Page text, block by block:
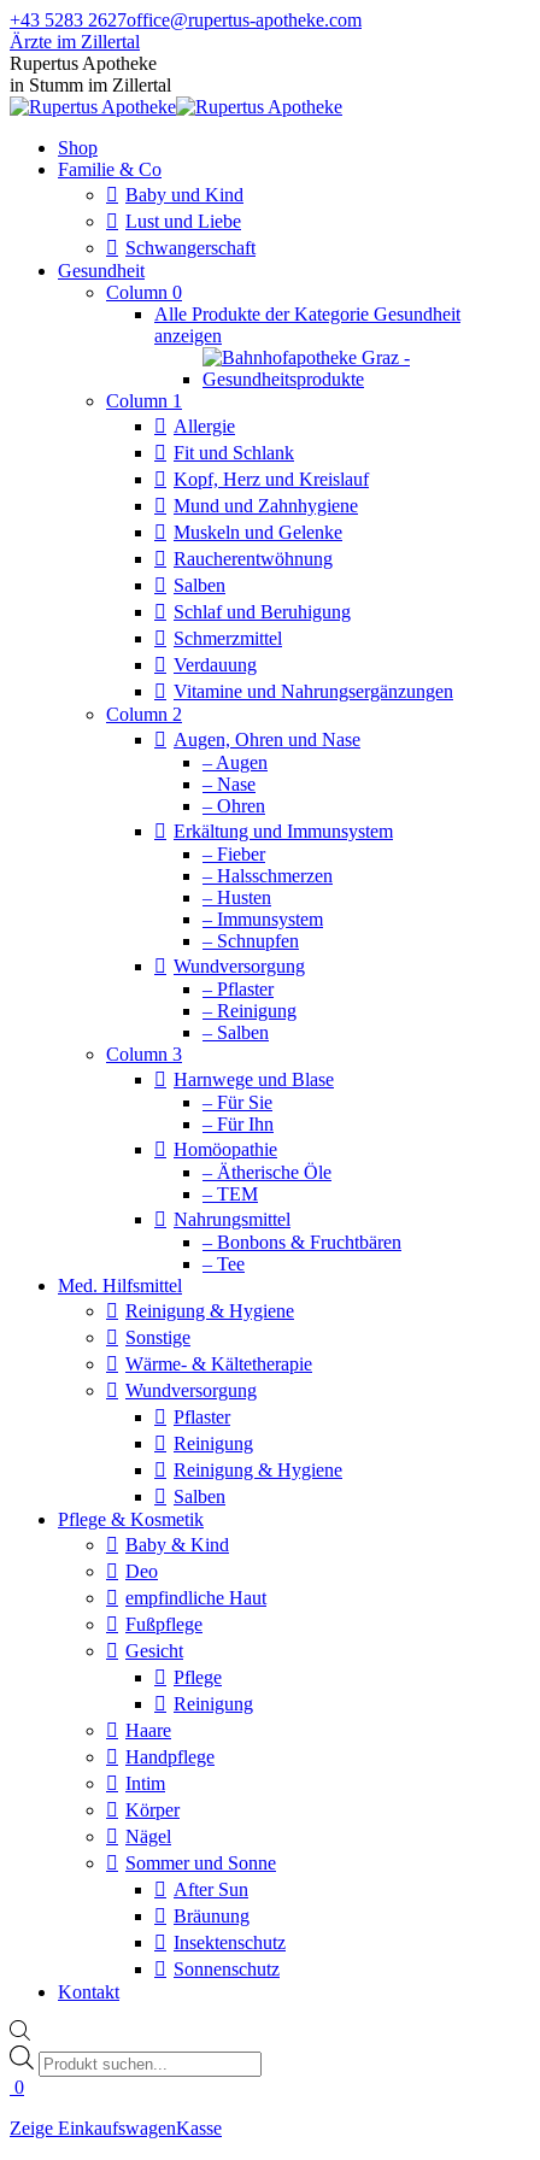
Zum
Inhalt
springen
+43 5283 2627office@rupertus-apotheke.com
Ärzte im Zillertal
Facebook
page
opens
new
window
Instagram
page
opens
new
window
Rupertus Apotheke
in Stumm im Zillertal
Shop
Familie & Co
Baby und Kind
Lust und Liebe
Schwangerschaft
Gesundheit
Column 0
Alle Produkte der Kategorie Gesundheit
anzeigen
Column 1
Allergie
Fit und Schlank
Kopf, Herz und Kreislauf
Mund und Zahnhygiene
Muskeln und Gelenke
Raucherentwöhnung
Salben
Schlaf und Beruhigung
Schmerzmittel
Verdauung
Vitamine und Nahrungsergänzungen
Column 2
Augen, Ohren und Nase
– Augen
– Nase
– Ohren
Erkältung und Immunsystem
– Fieber
– Halsschmerzen
– Husten
– Immunsystem
– Schnupfen
Wundversorgung
– Pflaster
– Reinigung
– Salben
Column 3
Harnwege und Blase
– Für Sie
– Für Ihn
Homöopathie
– Ätherische Öle
– TEM
Nahrungsmittel
– Bonbons & Fruchtbären
– Tee
Med. Hilfsmittel
Reinigung & Hygiene
Sonstige
Wärme- & Kältetherapie
Wundversorgung
Pflaster
Reinigung
Reinigung & Hygiene
Salben
Pflege & Kosmetik
Baby & Kind
Deo
empfindliche Haut
Fußpflege
Gesicht
Pflege
Reinigung
Haare
Handpflege
Intim
Körper
Nägel
Sommer und Sonne
After Sun
Bräunung
Insektenschutz
Sonnenschutz
Kontakt
Products
search
0
Zeige EinkaufswagenKasse